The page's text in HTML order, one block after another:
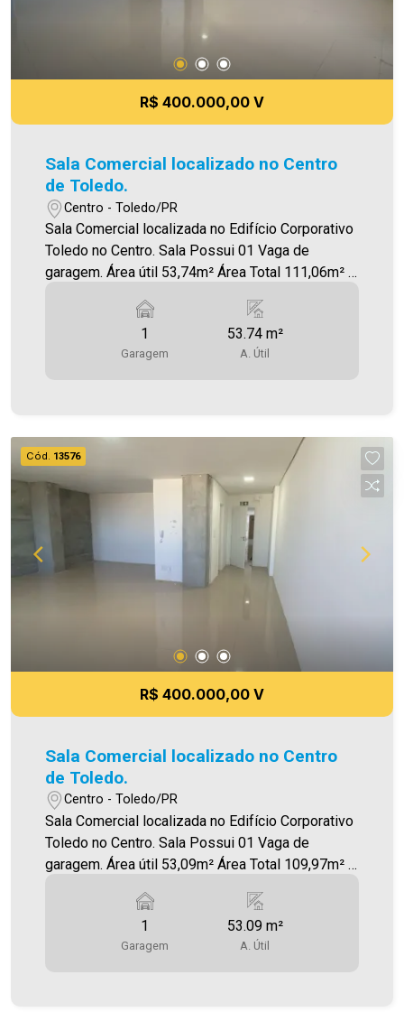
R$ 400.000,00 V
Sala Comercial localizado no Centro
de Toledo.
Centro - Toledo/PR
Sala Comercial localizada no Edifício Corporativo
Toledo no Centro. Sala Possui 01 Vaga de
garagem. Área útil 53,74m² Área Total 111,06m² A
carteiras de imóveis administrados da cidade,
atuando com excelência tanto na locação quanto
qualquer erro de digitação e/ou ortografia, bem
como alteração dos preços e imagens. Fotos
meramente ilustrativas.
1
Garagem
53.74 m²
A. Útil
Cód. 13576
R$ 400.000,00 V
Sala Comercial localizado no Centro
de Toledo.
Centro - Toledo/PR
Sala Comercial localizada no Edifício Corporativo
Toledo no Centro. Sala Possui 01 Vaga de
garagem. Área útil 53,09m² Área Total 109,97m² A
carteiras de imóveis administrados da cidade,
atuando com excelência tanto na locação quanto
1
Garagem
53.09 m²
A. Útil